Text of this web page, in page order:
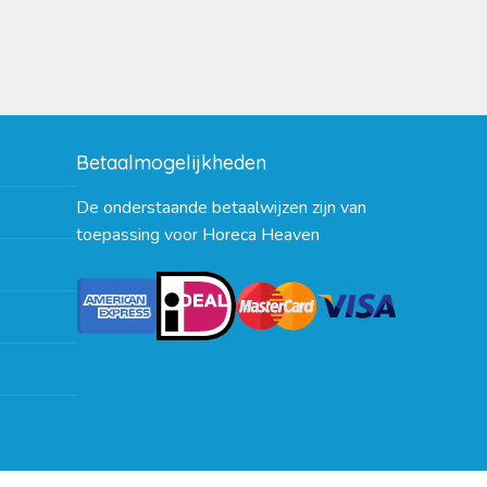
Betaalmogelijkheden
De onderstaande betaalwijzen zijn van
toepassing voor Horeca Heaven